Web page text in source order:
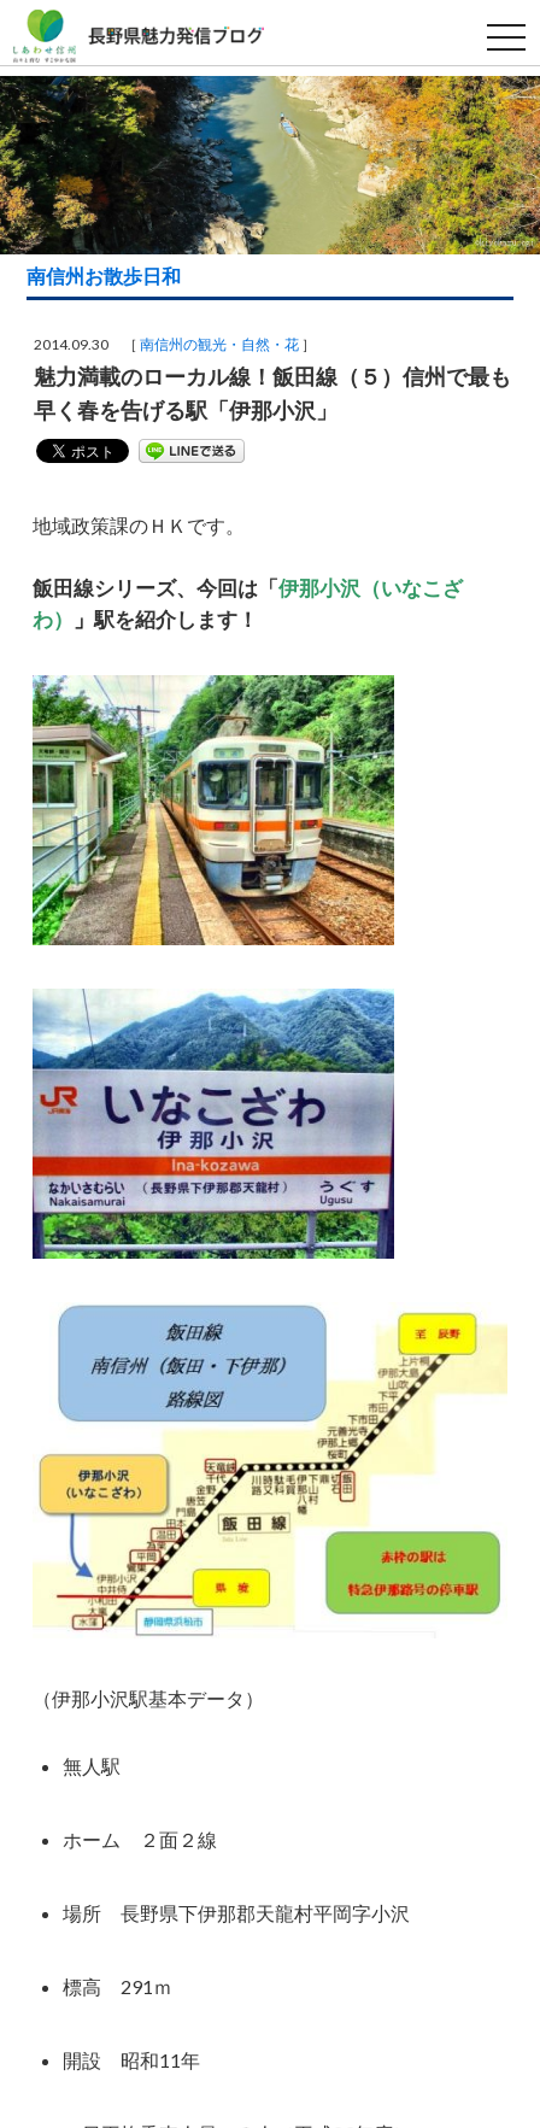
t
o
g
g
l
e
n
a
v
i
g
a
t
n
南信州お散歩日和
2014.09.30 ［南信州の観光・自然・花 ］
魅力満載のローカル線！飯田線（５）信州で最も
早く春を告げる駅「伊那小沢」
地域政策課のＨＫです。
飯田線シリーズ、今回は「伊那小沢（いなこざ
わ）
」駅を紹介します！
（伊那小沢駅基本データ）
無人駅
ホーム ２面２線
場所 長野県下伊那郡天龍村平岡字小沢
標高 291ｍ
開設 昭和11年